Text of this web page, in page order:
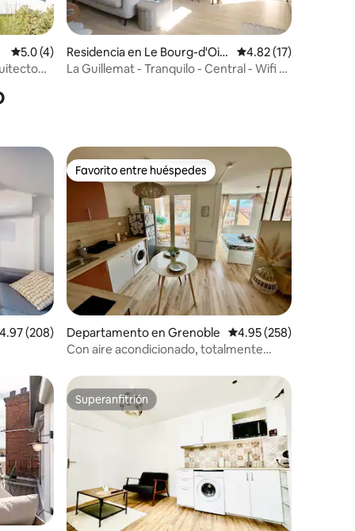
Calificación promedio: 5.0 de 5; 4 evaluaciones
5.0 (4)
Residencia en Le Bourg-d'Ois
ans
Calificación
4.82 (17)
La Guillemat - Tranquilo - Central - Wifi -
promedio: 4.97 de 5; 208 evaluaciones
4.97 (208)
Favorito entre huéspedes
Favorito entre huéspedes
Departamento en Grenoble Calificación promedio:
4.95 (258)
Con aire acondicionado, totalmente
estación de tren
Superanfitrión
Superanfitrión